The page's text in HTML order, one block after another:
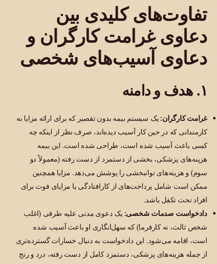
تفاوت‌های کلیدی بین
دعاوی غرامت کارگران و
دعاوی آسیب‌های شخصی
۱. هدف و دامنه
غرامت کارگران:یک سیستم بیمه بدون تقصیر که برای ارائه مزایا به
کارمندانی که در حین کار آسیب دیده‌اند، صرف نظر از اینکه چه
کسی باعث آسیب شده است، طراحی شده است. این بیمه
هزینه‌های پزشکی، بخشی از دستمزد از دست رفته (معمولاً دو
سوم) و هزینه‌های توانبخشی را پوشش می‌دهد. مزایا همچنین
ممکن است شامل پرداخت‌های از کارافتادگی یا مزایای فوت برای
افراد تحت تکفل باشد.
دادخواست صدمات شخصی: یک دعوی مدنی علیه طرفی (اغلب
شخص ثالث، نه کارفرما) که سهل‌انگاری او باعث آسیب شده
است، اقامه می‌شود. این دادخواست به دنبال خسارات گسترده‌تری
از جمله هزینه‌های پزشکی، دستمزد کامل از دست رفته، درد و رنج